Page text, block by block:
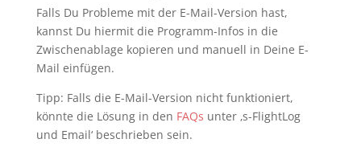
Falls Du Probleme mit der E-Mail-Version hast,
kannst Du hiermit die Programm-Infos in die
Zwischenablage kopieren und manuell in Deine E-
Mail einfügen.
Tipp: Falls die E-Mail-Version nicht funktioniert,
könnte die Lösung in den FAQs unter ‚s-FlightLog
und Email‘ beschrieben sein.